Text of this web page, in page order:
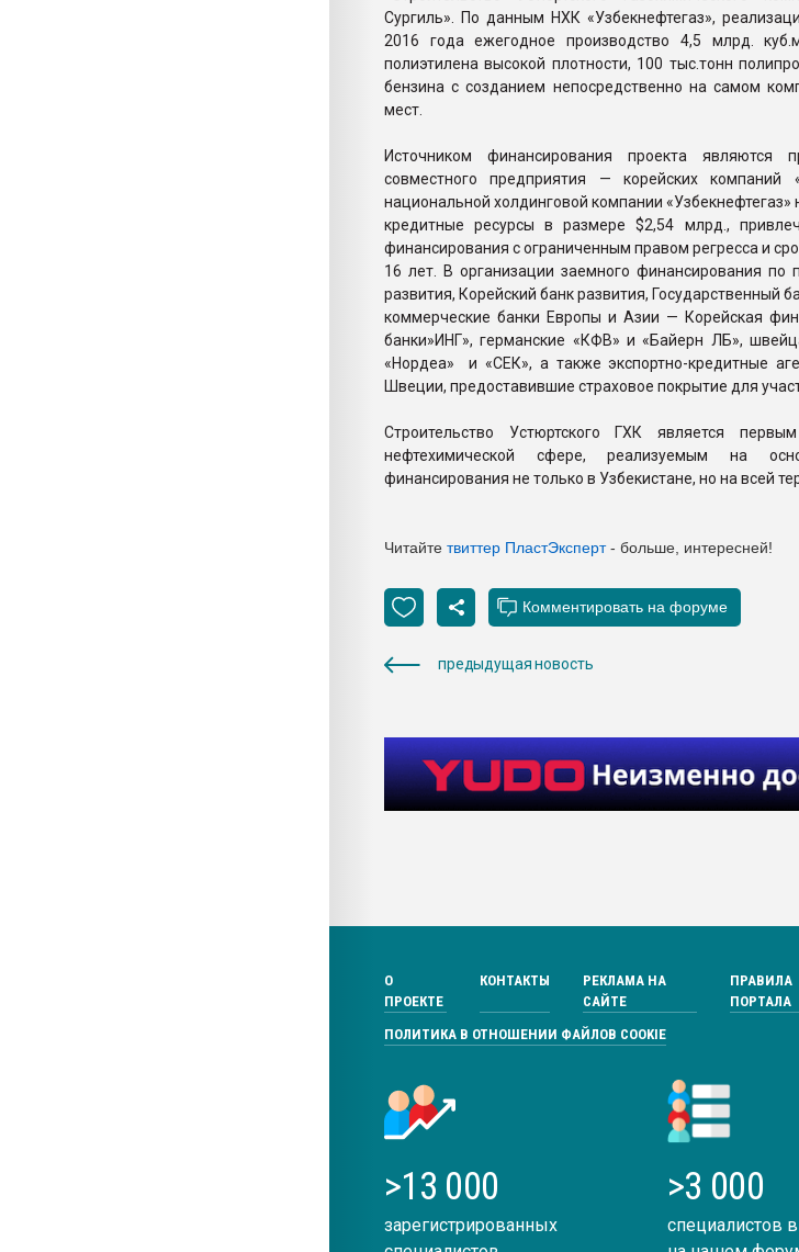
Сургиль». По данным НХК «Узбекнефтегаз»,
2016 года ежегодное производство 4,5 млрд.
полиэтилена высокой плотности, 100 тыс.тонн
бензина с созданием непосредственно на самом
мест.
Источником финансирования проекта являются
совместного предприятия — корейских компаний
национальной холдинговой компании
кредитные ресурсы в размере $2,54 млрд.,
финансирования с ограниченным правом регресса и
16 лет. В организации заемного финансирования по
развития, Корейский банк развития, Государственный
коммерческие банки Европы и Азии — Корейская
банки»ИНГ», германские «КФВ» и «Байерн ЛБ»,
«Нордеа» и «СЕК», а также экспортно-кредитные
Швеции, предоставившие страховое покрытие для
Строительство Устюртского ГХК является
нефтехимической сфере, реализуемым на
финансирования не только в Узбекистане, но на всей
Читайте твиттер ПластЭксперт- больше, интересней!
предыдущая новость
О
ПРОЕКТЕ
КОНТАКТЫ
РЕКЛАМА НА
САЙТЕ
ПРАВИЛА
ПОРТАЛА
ПОЛИТИКА В ОТНОШЕНИИ ФАЙЛОВ COOKIE
>13 000
зарегистрированных
>3 000
специалистов